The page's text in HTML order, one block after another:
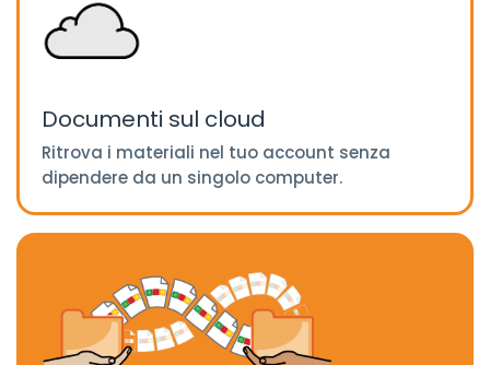
Documenti sul cloud
Ritrova i materiali nel tuo account senza
dipendere da un singolo computer.